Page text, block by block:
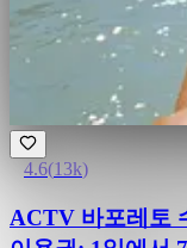
4.6(13k)
ACTV 바포레토